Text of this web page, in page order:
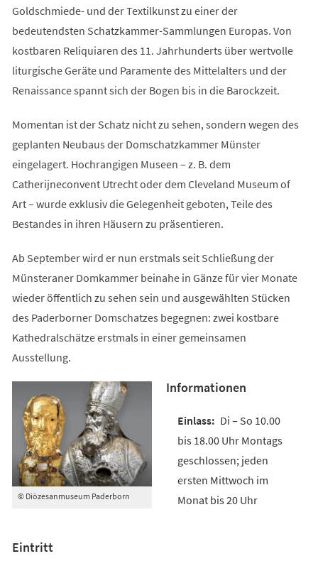
Goldschmiede- und der Textilkunst zu einer der
bedeutendsten Schatzkammer-Sammlungen Europas. Von
kostbaren Reliquiaren des 11. Jahrhunderts über wertvolle
liturgische Geräte und Paramente des Mittelalters und der
Renaissance spannt sich der Bogen bis in die Barockzeit.
Momentan ist der Schatz nicht zu sehen, sondern wegen des
geplanten Neubaus der Domschatzkammer Münster
eingelagert. Hochrangigen Museen – z. B. dem
Catherijneconvent Utrecht oder dem Cleveland Museum of
Art – wurde exklusiv die Gelegenheit geboten, Teile des
Bestandes in ihren Häusern zu präsentieren.
Ab September wird er nun erstmals seit Schließung der
Münsteraner Domkammer beinahe in Gänze für vier Monate
wieder öffentlich zu sehen sein und ausgewählten Stücken
des Paderborner Domschatzes begegnen: zwei kostbare
Kathedralschätze erstmals in einer gemeinsamen
Ausstellung.
© Diözesanmuseum Paderborn
Informationen
Di – So 10.00
bis 18.00 Uhr Montags
geschlossen; jeden
ersten Mittwoch im
Monat bis 20 Uhr
Eintritt